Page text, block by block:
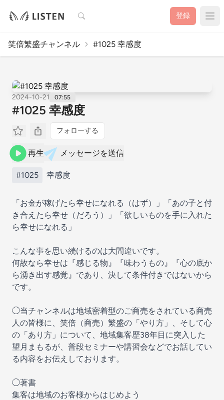
検索 登録
笑倍繁盛チャンネル #1025 幸感度
2024-10-21 07:55
#1025 幸感度
フォローする
再生 メッセージを送信
#1025 幸感度
「お金が稼げたら幸せになれる（はず）」「あの子と付
き合えたら幸せ（だろう）」「欲しいものを手に入れた
ら幸せになれる」
こんな事を思い続けるのは大間違いです。
何故なら幸せは『感じる物』『味わうもの』『心の底か
ら湧き出す感覚』であり、決して条件付きではないから
です。
◯当チャンネルは地域密着型のご商売をされている商売
人の皆様に、笑倍（商売）繁盛の「やり方」、そして心
の「あり方」について、地域集客歴38年目に突入した
望月まもるが、普段セミナーや講習会などでお話してい
る内容をお伝えしております。
◯著書
集客は地域のお客様からはじめよう